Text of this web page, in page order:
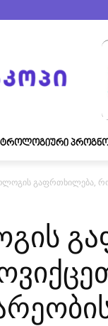
გაფრთხილება,